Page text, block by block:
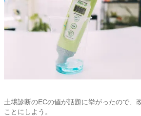
土壌診断のECの値が話題に挙がったので、
ことにしよう。